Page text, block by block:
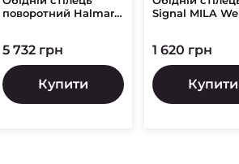
поворотний Halmar
5 732 грн
Купити
Signal MILA
1 620 грн
Купити